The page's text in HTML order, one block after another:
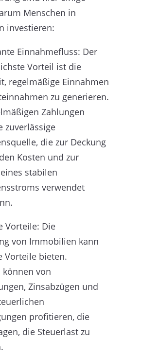
Menschen in
investieren:
Einnahmefluss: Der
Vorteil ist die
regelmäßige Einnahmen
zu generieren.
Zahlungen
zuverlässige
die zur Deckung
Kosten und zur
stabilen
verwendet
Vorteile: Die
von Immobilien kann
Vorteile bieten.
können von
Zinsabzügen und
profitieren, die
die Steuerlast zu